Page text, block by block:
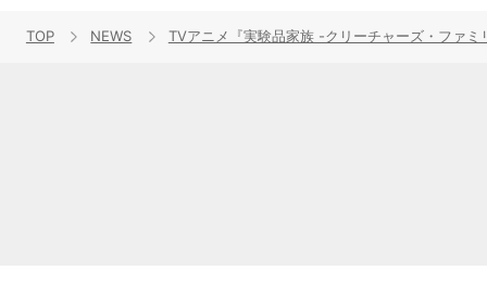
TOP NEWS TVアニメ『実験品家族 -クリーチャーズ・ファ